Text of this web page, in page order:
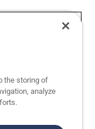
plochy
športové
zariadení.
sú menšie
ideálne na
the storing of
analyze